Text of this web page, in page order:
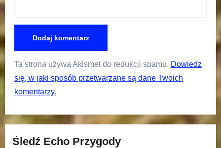
Ta strona używa Akismet do redukcji spamu. Dowiedz
się, w jaki sposób przetwarzane są dane Twoich
komentarzy.
Śledź Echo Przygody